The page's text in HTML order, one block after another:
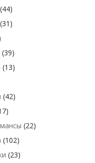
(31)
(39)
(13)
(42)
(22)
(102)
(23)